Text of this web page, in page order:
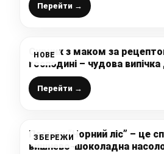
Перейти →
НОВЕ
Сирник з маком за
господині – чудова
домашнього чаювання
Перейти →
ЗБЕРЕЖИ
Пляцок “Чорний ліс” – це
вишнево-шоколадна